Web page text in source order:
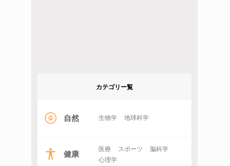
カテゴリー覧
自然 生物学 地球科学
健康 医療 スポーツ
脳科学
心理学